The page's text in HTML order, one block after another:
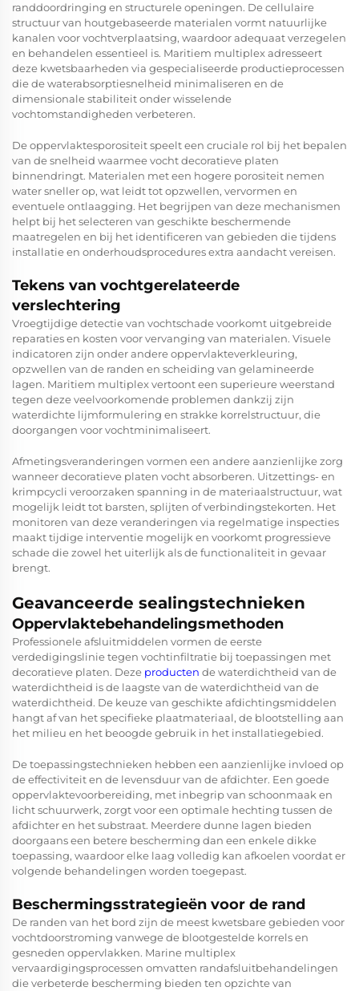
randdoordringing en structurele openingen. De cellulaire
structuur van houtgebaseerde materialen vormt natuurlijke
kanalen voor vochtverplaatsing, waardoor adequaat verzegelen
en behandelen essentieel is. Maritiem multiplex adresseert
deze kwetsbaarheden via gespecialiseerde productieprocessen
die de waterabsorptiesnelheid minimaliseren en de
dimensionale stabiliteit onder wisselende
vochtomstandigheden verbeteren.
De oppervlaktesporositeit speelt een cruciale rol bij het bepalen
van de snelheid waarmee vocht decoratieve platen
binnendringt. Materialen met een hogere porositeit nemen
water sneller op, wat leidt tot opzwellen, vervormen en
eventuele ontlaagging. Het begrijpen van deze mechanismen
helpt bij het selecteren van geschikte beschermende
maatregelen en bij het identificeren van gebieden die tijdens
installatie en onderhoudsprocedures extra aandacht vereisen.
Tekens van vochtgerelateerde
verslechtering
Vroegtijdige detectie van vochtschade voorkomt uitgebreide
reparaties en kosten voor vervanging van materialen. Visuele
indicatoren zijn onder andere oppervlakteverkleuring,
opzwellen van de randen en scheiding van gelamineerde
lagen. Maritiem multiplex vertoont een superieure weerstand
tegen deze veelvoorkomende problemen dankzij zijn
waterdichte lijmformulering en strakke korrelstructuur, die
doorgangen voor vochtminimaliseert.
Afmetingsveranderingen vormen een andere aanzienlijke zorg
wanneer decoratieve platen vocht absorberen. Uitzettings- en
krimpcycli veroorzaken spanning in de materiaalstructuur, wat
mogelijk leidt tot barsten, splijten of verbindingstekorten. Het
monitoren van deze veranderingen via regelmatige inspecties
maakt tijdige interventie mogelijk en voorkomt progressieve
schade die zowel het uiterlijk als de functionaliteit in gevaar
brengt.
Geavanceerde sealingstechnieken
Oppervlaktebehandelingsmethoden
Professionele afsluitmiddelen vormen de eerste
verdedigingslinie tegen vochtinfiltratie bij toepassingen met
decoratieve platen. Deze producten de waterdichtheid van de
waterdichtheid is de laagste van de waterdichtheid van de
waterdichtheid. De keuze van geschikte afdichtingsmiddelen
hangt af van het specifieke plaatmateriaal, de blootstelling aan
het milieu en het beoogde gebruik in het installatiegebied.
De toepassingstechnieken hebben een aanzienlijke invloed op
de effectiviteit en de levensduur van de afdichter. Een goede
oppervlaktevoorbereiding, met inbegrip van schoonmaak en
licht schuurwerk, zorgt voor een optimale hechting tussen de
afdichter en het substraat. Meerdere dunne lagen bieden
doorgaans een betere bescherming dan een enkele dikke
toepassing, waardoor elke laag volledig kan afkoelen voordat er
volgende behandelingen worden toegepast.
Beschermingsstrategieën voor de rand
De randen van het bord zijn de meest kwetsbare gebieden voor
vochtdoorstroming vanwege de blootgestelde korrels en
gesneden oppervlakken. Marine multiplex
vervaardigingsprocessen omvatten randafsluitbehandelingen
die verbeterde bescherming bieden ten opzichte van